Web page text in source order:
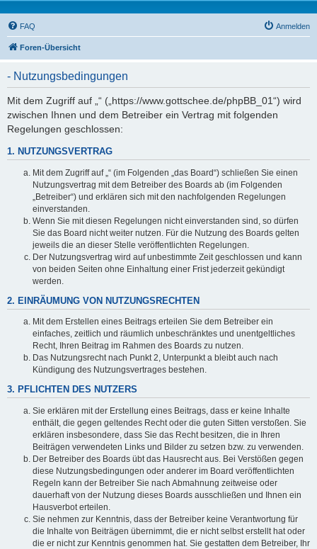
FAQ Anmelden
Foren-Übersicht
- Nutzungsbedingungen
Mit dem Zugriff auf „“ („https://www.gottschee.de/phpBB_01“) wird
zwischen Ihnen und dem Betreiber ein Vertrag mit folgenden
Regelungen geschlossen:
1. NUTZUNGSVERTRAG
Mit dem Zugriff auf „“ (im Folgenden „das Board“) schließen Sie einen
Nutzungsvertrag mit dem Betreiber des Boards ab (im Folgenden
„Betreiber“) und erklären sich mit den nachfolgenden Regelungen
einverstanden.
Wenn Sie mit diesen Regelungen nicht einverstanden sind, so dürfen
Sie das Board nicht weiter nutzen. Für die Nutzung des Boards gelten
jeweils die an dieser Stelle veröffentlichten Regelungen.
Der Nutzungsvertrag wird auf unbestimmte Zeit geschlossen und kann
von beiden Seiten ohne Einhaltung einer Frist jederzeit gekündigt
werden.
2. EINRÄUMUNG VON NUTZUNGSRECHTEN
Mit dem Erstellen eines Beitrags erteilen Sie dem Betreiber ein
einfaches, zeitlich und räumlich unbeschränktes und unentgeltliches
Recht, Ihren Beitrag im Rahmen des Boards zu nutzen.
Das Nutzungsrecht nach Punkt 2, Unterpunkt a bleibt auch nach
Kündigung des Nutzungsvertrages bestehen.
3. PFLICHTEN DES NUTZERS
Sie erklären mit der Erstellung eines Beitrags, dass er keine Inhalte
enthält, die gegen geltendes Recht oder die guten Sitten verstoßen. Sie
erklären insbesondere, dass Sie das Recht besitzen, die in Ihren
Beiträgen verwendeten Links und Bilder zu setzen bzw. zu verwenden.
Der Betreiber des Boards übt das Hausrecht aus. Bei Verstößen gegen
diese Nutzungsbedingungen oder anderer im Board veröffentlichten
Regeln kann der Betreiber Sie nach Abmahnung zeitweise oder
dauerhaft von der Nutzung dieses Boards ausschließen und Ihnen ein
Hausverbot erteilen.
Sie nehmen zur Kenntnis, dass der Betreiber keine Verantwortung für
die Inhalte von Beiträgen übernimmt, die er nicht selbst erstellt hat oder
die er nicht zur Kenntnis genommen hat. Sie gestatten dem Betreiber, Ihr